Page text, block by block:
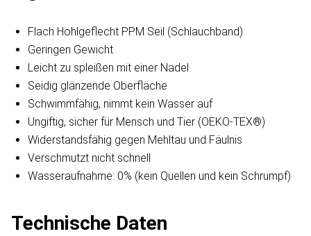
Flach Hohlgeflecht PPM Seil (Schlauchband)
Geringen Gewicht
Leicht zu spleißen mit einer Nadel
Seidig glänzende Oberfläche
Schwimmfähig, nimmt kein Wasser auf
Ungiftig, sicher für Mensch und Tier (OEKO-TEX®)
Widerstandsfähig gegen Mehltau und Fäulnis
Verschmutzt nicht schnell
Wasseraufnahme: 0% (kein Quellen und kein Schrumpf)
Technische Daten